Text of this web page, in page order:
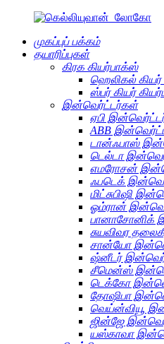
முகப்புப் பக்கம்
தயாரிப்புகள்
கிரக கியர்பாக்ஸ்
ஹெலிகல் கியர்
ஸ்பர் கியர்
இன்வெர்ட்டர்கள்
ஏபி
ABB
டான்ஃபாஸ்
டெல்டா
எமரோசன்
ஃபடெக்
மிட்சுபிஷி
ஓம்ரான்
பானாசோனிக்
சுயவிவர
சான்யோ
ஷ்னீடர்
சீமென்ஸ்
டெக்கோ
தோஷிபா
வெய்ன்வியூ
ஜின்ஜே
யஸ்காவா